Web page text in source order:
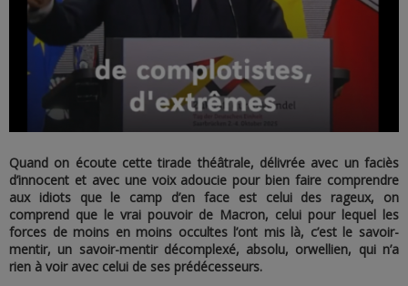
Quand on écoute cette tirade théâtrale, délivrée avec un faciès
d’innocent et avec une voix adoucie pour bien faire comprendre
aux idiots que le camp d’en face est celui des rageux, on
comprend que le vrai pouvoir de Macron, celui pour lequel les
forces de moins en moins occultes l’ont mis là, c’est le savoir-
mentir, un savoir-mentir décomplexé, absolu, orwellien, qui n’a
rien à voir avec celui de ses prédécesseurs.